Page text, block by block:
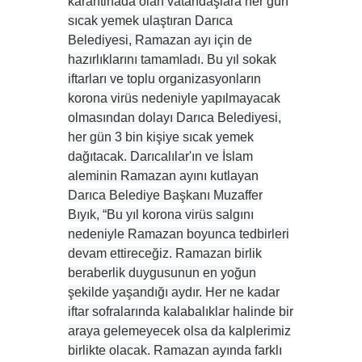
sıcak yemek ulaştıran Darıca
Belediyesi, Ramazan ayı için de
hazırlıklarını tamamladı. Bu yıl sokak
iftarları ve toplu organizasyonların
korona virüs nedeniyle yapılmayacak
olmasından dolayı Darıca Belediyesi,
her gün 3 bin kişiye sıcak yemek
dağıtacak. Darıcalılar'ın ve İslam
aleminin Ramazan ayını kutlayan
Darıca Belediye Başkanı Muzaffer
Bıyık, “Bu yıl korona virüs salgını
nedeniyle Ramazan boyunca tedbirleri
devam ettireceğiz. Ramazan birlik
beraberlik duygusunun en yoğun
şekilde yaşandığı aydır. Her ne kadar
iftar sofralarında kalabalıklar halinde bir
araya gelemeyecek olsa da kalplerimiz
birlikte olacak. Ramazan ayında farklı